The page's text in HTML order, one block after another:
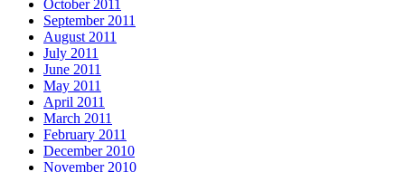
October 2011
September 2011
August 2011
July 2011
June 2011
May 2011
April 2011
March 2011
February 2011
December 2010
November 2010